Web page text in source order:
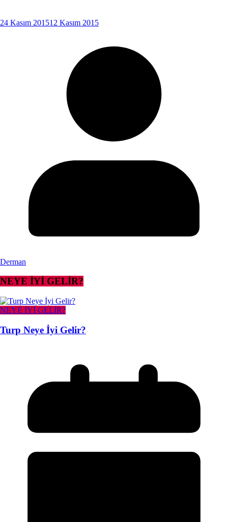
24 Kasım 201512 Kasım 2015
Derman
NEYE İYİ GELİR?
NEYE İYİ GELİR?
Turp Neye İyi Gelir?